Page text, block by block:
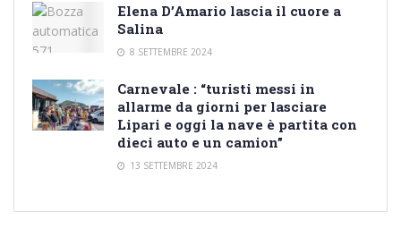
Elena D’Amario lascia il cuore a
Salina
8 SETTEMBRE 2024
Carnevale : “turisti messi in
allarme da giorni per lasciare
Lipari e oggi la nave è partita con
dieci auto e un camion”
13 SETTEMBRE 2024